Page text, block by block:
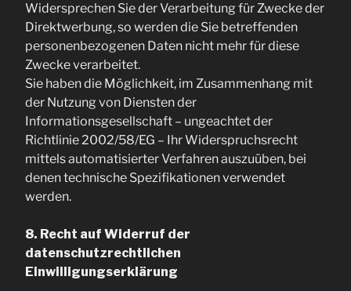
Widersprechen Sie der Verarbeitung für Zwecke der
Direktwerbung, so werden die Sie betreffenden
personenbezogenen Daten nicht mehr für diese
Zwecke verarbeitet.
Sie haben die Möglichkeit, im Zusammenhang mit
der Nutzung von Diensten der
Informationsgesellschaft – ungeachtet der
Richtlinie 2002/58/EG – Ihr Widerspruchsrecht
mittels automatisierter Verfahren auszuüben, bei
denen technische Spezifikationen verwendet
werden.
8. Recht auf Widerruf der
datenschutzrechtlichen
Einwilligungserklärung